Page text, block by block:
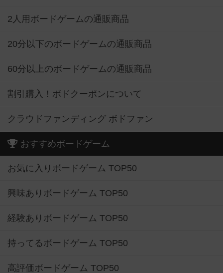
2人用ボードゲームの通販商品
20分以下のボードゲームの通販商品
60分以上のボードゲームの通販商品
割引購入！ボドクーポンについて
クラウドファンディング ボドファン
おすすめボードゲーム
お気に入りボードゲーム TOP50
興味ありボードゲーム TOP50
経験ありボードゲーム TOP50
持ってるボードゲーム TOP50
高評価ボードゲーム TOP50